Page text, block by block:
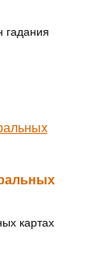
гадания
картах